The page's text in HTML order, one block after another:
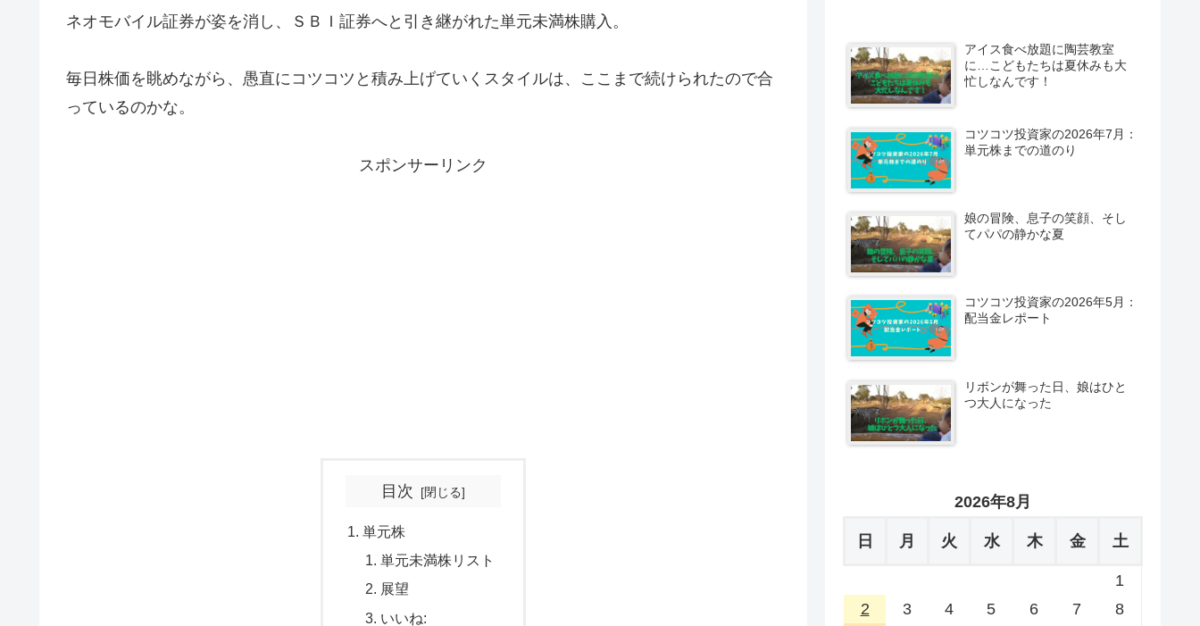
ネオモバイル証券が姿を消し、ＳＢＩ証券へと引き継がれた単元未満株購入。
毎日株価を眺めながら、愚直にコツコツと積み上げていくスタイルは、ここまで続けられたので合
っているのかな。
スポンサーリンク
目次
単元株
単元未満株リスト
展望
いいね:
アイス食べ放題に陶芸教室
に…こどもたちは夏休みも大
忙しなんです！
コツコツ投資家の2026年7月：
単元株までの道のり
娘の冒険、息子の笑顔、そし
てパパの静かな夏
コツコツ投資家の2026年5月：
配当金レポート
リボンが舞った日、娘はひと
つ大人になった
2026年8月
日 月 火 水 木 金 土
1
2
3 4 5 6 7
8